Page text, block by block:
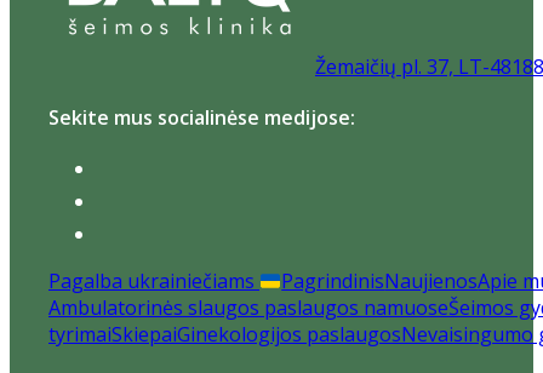
Žemaičių pl. 37, LT-
Sekite mus socialinėse medijose:
Pagalba ukrainiečiams PagrindinisNaujienosApie
Ambulatorinės slaugos paslaugos namuoseŠeimos
tyrimaiSkiepaiGinekologijos paslaugosNevaisingumo